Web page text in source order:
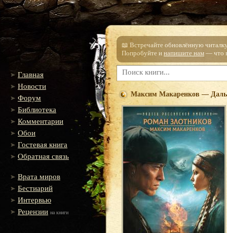
Главная
Новости
Форум
Библиотека
Комментарии
Обои
Гостевая книга
Обратная связь
Врата миров
Бестиарий
Интервью
Рецензии на книги
📖 Встречайте обновлённую
Попробуйте и напишите нам — что
Максим Макаренков —